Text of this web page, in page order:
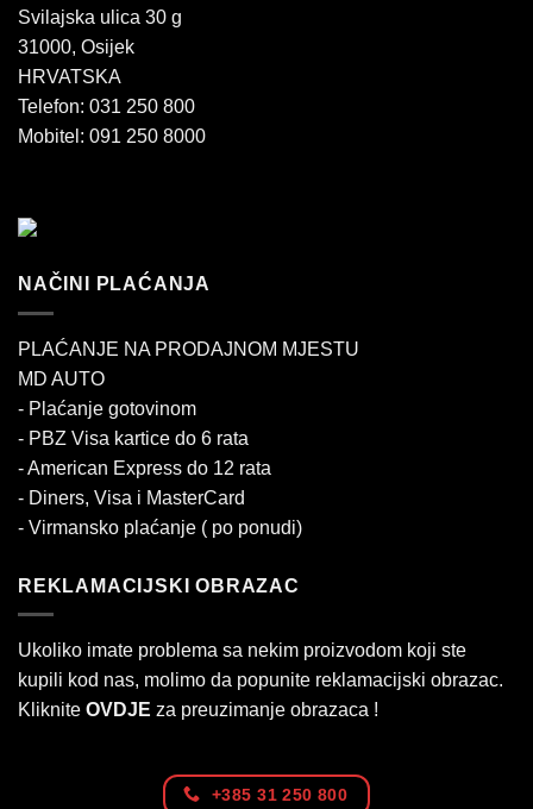
Svilajska ulica 30 g
31000, Osijek
HRVATSKA
Telefon: 031 250 800
Mobitel: 091 250 8000
NAČINI PLAĆANJA
PLAĆANJE NA PRODAJNOM MJESTU
MD AUTO
- Plaćanje gotovinom
- PBZ Visa kartice do 6 rata
- American Express do 12 rata
- Diners, Visa i MasterCard
- Virmansko plaćanje ( po ponudi)
REKLAMACIJSKI OBRAZAC
Ukoliko imate problema sa nekim proizvodom koji ste
kupili kod nas, molimo da popunite reklamacijski obrazac.
Kliknite OVDJE za preuzimanje obrazaca !
+385 31 250 800